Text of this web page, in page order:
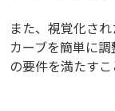
また、視覚化さ
カーブを簡単に
の要件を満たすこ